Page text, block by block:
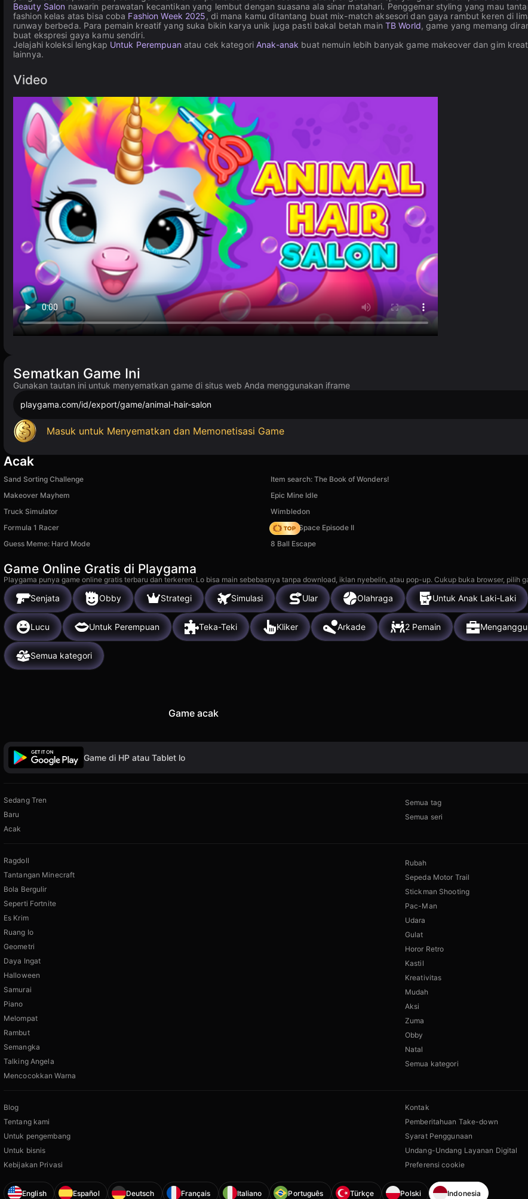
Beauty Salon nawarin perawatan kecantikan yang lembut dengan suasana ala sinar matahari. Penggemar styling yang mau
fashion kelas atas bisa coba Fashion Week 2025, di mana kamu ditantang buat mix-match aksesori dan gaya rambut keren di
runway berbeda. Para pemain kreatif yang suka bikin karya unik juga pasti bakal betah main TB World, game yang memang
buat ekspresi gaya kamu sendiri.
Jelajahi koleksi lengkap Untuk Perempuan atau cek kategoriAnak-anak buat nemuin lebih banyak game makeover dan gim
lainnya.
Video
Sematkan Game Ini
Gunakan tautan ini untuk menyematkan game di situs web Anda menggunakan iframe
playgama.com/id/export/game/animal-hair-salon
Masuk untuk Menyematkan dan Memonetisasi Game
Acak
Sand Sorting Challenge Item search: The Book of Wonders!
Makeover Mayhem
Epic Mine Idle
Truck Simulator
Wimbledon
Formula 1 Racer
Zombie Space Episode II
Guess Meme: Hard Mode
8 Ball Escape
Game Online Gratis di Playgama
Playgama punya game online gratis terbaru dan terkeren. Lo bisa main sebebasnya tanpa download, iklan nyebelin, atau pop-up. Cukup buka browser, pilih
Senjata Obby Strategi Simulasi Ular Olahraga Untuk Anak Laki-Laki
Lucu Untuk Perempuan Teka-Teki Kliker Arkade 2 Pemain
Semua kategori
Game acak
Game di HP atau Tablet lo
Sedang Tren
Baru
Acak
Semua tag
Semua seri
Ragdoll
Tantangan Minecraft
Bola Bergulir
Seperti Fortnite
Es Krim
Ruang Io
Geometri
Daya Ingat
Halloween
Samurai
Piano
Melompat
Rambut
Semangka
Talking Angela
Mencocokkan Warna
Rubah
Sepeda Motor Trail
Stickman Shooting
Pac-Man
Udara
Gulat
Horor Retro
Kastil
Kreativitas
Mudah
Aksi
Zuma
Obby
Natal
Semua kategori
Blog
Tentang kami
Untuk pengembang
Untuk bisnis
Kebijakan Privasi
Kontak
Pemberitahuan Take-down
Syarat Penggunaan
Undang-Undang Layanan Digital
Preferensi cookie
English Español Deutsch Français Italiano Português Türkçe Polski Indonesia